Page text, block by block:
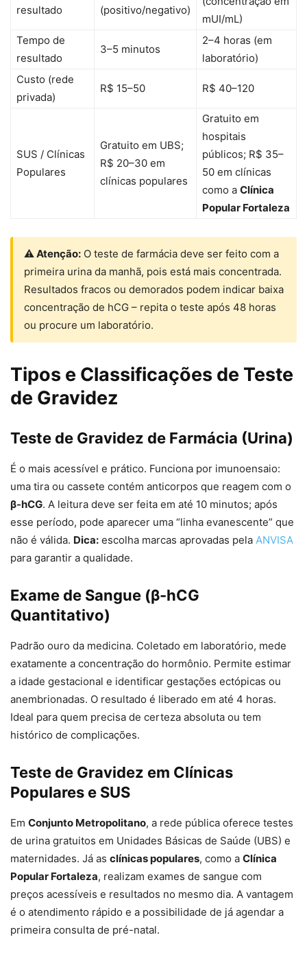
resultado (positivo/negativo)
mUI/mL)
Tempo de
resultado
3–5 minutos
2–4 horas (em
laboratório)
Custo (rede
privada)
R$ 15–50 R$ 40–120
SUS / Clínicas
Populares
Gratuito em UBS;
R$ 20–30 em
clínicas populares
Gratuito em
hospitais
públicos; R$ 35–
50 em clínicas
como a Clínica
Popular Fortaleza
⚠ Atenção: O teste de farmácia deve ser feito com a
primeira urina da manhã, pois está mais concentrada.
Resultados fracos ou demorados podem indicar baixa
concentração de hCG – repita o teste após 48 horas
ou procure um laboratório.
Tipos e Classificações de Teste
de Gravidez
Teste de Gravidez de Farmácia (Urina)
É o mais acessível e prático. Funciona por imunoensaio:
uma tira ou cassete contém anticorpos que reagem com o
β-hCG. A leitura deve ser feita em até 10 minutos; após
esse período, pode aparecer uma “linha evanescente” que
não é válida. Dica: escolha marcas aprovadas pela ANVISA
para garantir a qualidade.
Exame de Sangue (β-hCG
Quantitativo)
Padrão ouro da medicina. Coletado em laboratório, mede
exatamente a concentração do hormônio. Permite estimar
a idade gestacional e identificar gestações ectópicas ou
anembrionadas. O resultado é liberado em até 4 horas.
Ideal para quem precisa de certeza absoluta ou tem
histórico de complicações.
Teste de Gravidez em Clínicas
Populares e SUS
Em Conjunto Metropolitano, a rede pública oferece testes
de urina gratuitos em Unidades Básicas de Saúde (UBS) e
maternidades. Já as clínicas populares, como a Clínica
Popular Fortaleza, realizam exames de sangue com
preços acessíveis e resultados no mesmo dia. A vantagem
é o atendimento rápido e a possibilidade de já agendar a
primeira consulta de pré-natal.